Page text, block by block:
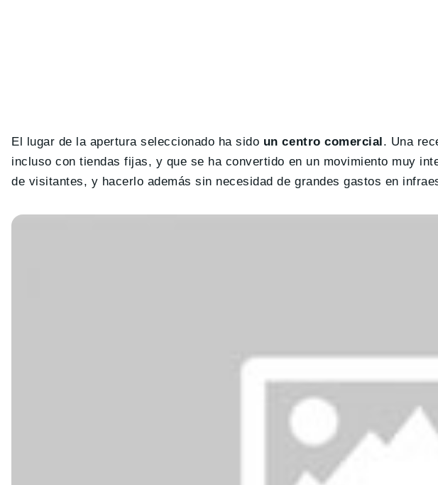
El lugar de la apertura seleccionado ha sido un centro comercial . Una
incluso con tiendas fijas, y que se ha convertido en un movimiento muy
de visitantes, y hacerlo además sin necesidad de grandes gastos en